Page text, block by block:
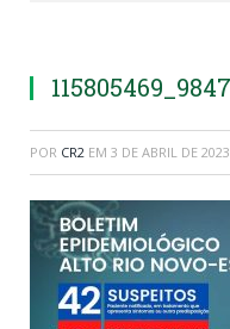
POR CR2 EM 3 DE ABRIL DE 2023